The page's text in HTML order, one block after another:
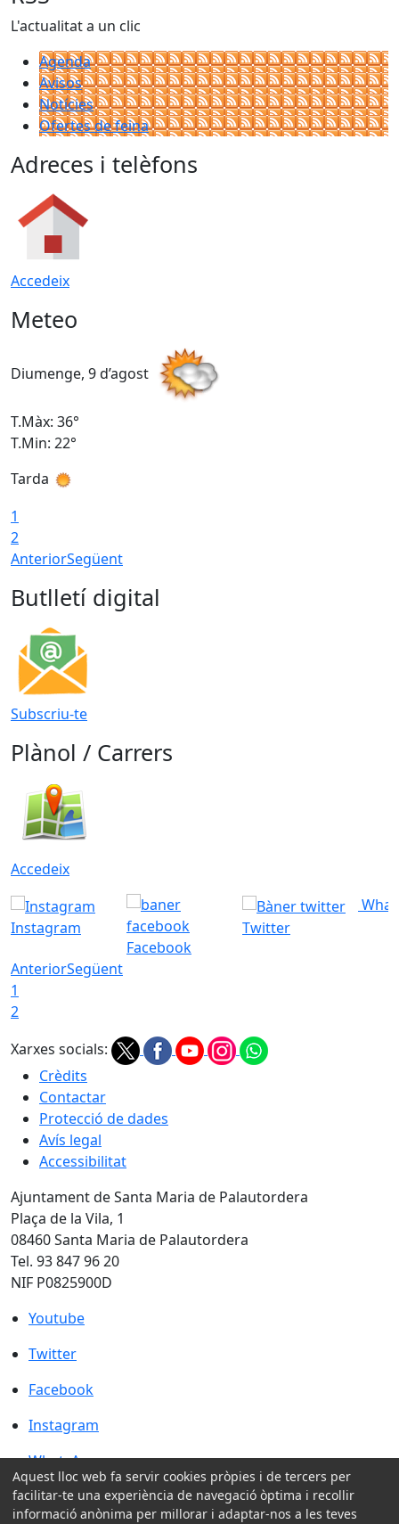
L'actualitat a un clic
Agenda
Avisos
Notícies
Ofertes de feina
Adreces i telèfons
Accedeix
Meteo
Diumenge, 9 d’agost
T.Màx: 36°
T.Min: 22°
Tarda
1
2
AnteriorSegüent
Butlletí digital
Subscriu-te
Plànol / Carrers
Accedeix
Instagram
Facebook
Twitter
AnteriorSegüent
1
2
Xarxes socials:
Crèdits
Contactar
Protecció de dades
Avís legal
Accessibilitat
Ajuntament de Santa Maria de Palautordera
Plaça de la Vila, 1
08460 Santa Maria de Palautordera
Tel. 93 847 96 20
NIF P0825900D
Youtube
Youtube
Twitter
Twitter
Facebook
Facebook
Instagram
Instagram
WhatsApp
WhatsApp
Amb la col·laboració de:
Aquest lloc web fa servir cookies pròpies i de tercers per
facilitar-te una experiència de navegació òptima i recollir
informació anònima per millorar i adaptar-nos a les teves